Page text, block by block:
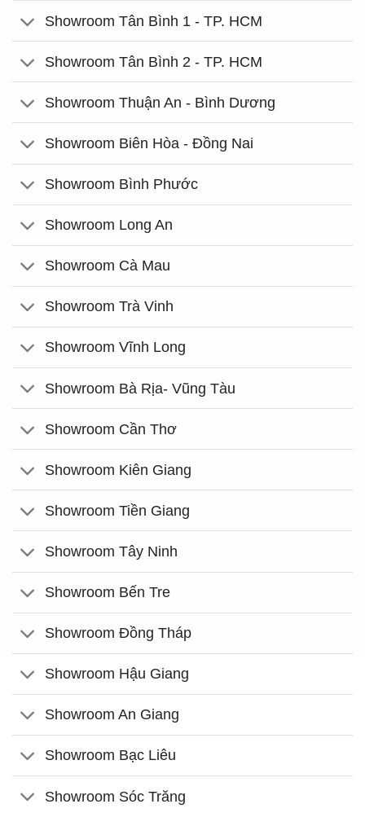
Showroom Tân Bình 1 - TP. HCM
Showroom Tân Bình 2 - TP. HCM
Showroom Thuận An - Bình Dương
Showroom Biên Hòa - Đồng Nai
Showroom Bình Phước
Showroom Long An
Showroom Cà Mau
Showroom Trà Vinh
Showroom Vĩnh Long
Showroom Bà Rịa- Vũng Tàu
Showroom Cần Thơ
Showroom Kiên Giang
Showroom Tiền Giang
Showroom Tây Ninh
Showroom Bến Tre
Showroom Đồng Tháp
Showroom Hậu Giang
Showroom An Giang
Showroom Bạc Liêu
Showroom Sóc Trăng